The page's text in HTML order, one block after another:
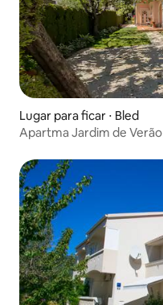
Lugar para ficar ⋅ Bled
Apartma Jardim de Verão